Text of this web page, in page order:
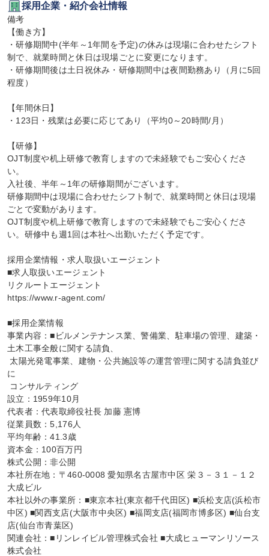
採用企業・紹介会社情報
備考
【働き方】
・研修期間中(半年～1年間を予定)の休みは現場に合わせたシフト
制で、就業時間と休日は現場ごとに変更になります。
・研修期間後は土日祝休み・研修期間中は夜間勤務あり（月に5回
程度）
【年間休日】
・123日・残業は必要に応じてあり（平均0～20時間/月）
【研修】
OJT制度や机上研修で教育しますので未経験でもご安心くださ
い。
入社後、半年～1年の研修期間がございます。
研修期間中は現場に合わせたシフト制で、就業時間と休日は現場
ごとで変動があります。
OJT制度や机上研修で教育しますので未経験でもご安心くださ
い。研修中も週1回は本社へ出勤いただく予定です。
採用企業情報・求人取扱いエージェント
■求人取扱いエージェント
リクルートエージェント
https://www.r-agent.com/
■採用企業情報
事業内容：■ビルメンテナンス業、警備業、駐車場の管理、建築・
土木工事全般に関する請負、
に
設立：1959年10月
代表者：代表取締役社長 加藤 憲博
従業員数：5,176人
平均年齢：41.3歳
資本金：100百万円
株式公開：非公開
本社所在地：〒460-0008 愛知県名古屋市中区 栄３－３１－１２
大成ビル
本社以外の事業所：■東京本社(東京都千代田区) ■浜松支店(浜松市
中区) ■関西支店(大阪市中央区) ■福岡支店(福岡市博多区) ■仙台支
店(仙台市青葉区)
関連会社：■リンレイビル管理株式会社 ■大成ヒューマンリソース
株式会社